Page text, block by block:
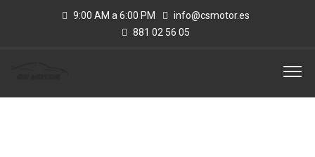
9:00 AM a 6:00 PM
info@csmotor.es
881 02 56 05